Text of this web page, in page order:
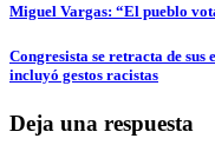
Navegación
de
entradas
Miguel Vargas: “El pueblo
Congresista se retracta de
incluyó gestos racistas
Deja una respuesta